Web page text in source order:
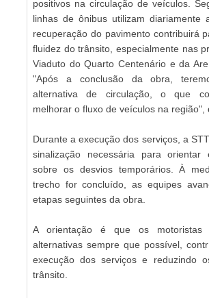
positivos na circulação de veículos.
linhas de ônibus utilizam diariamente
recuperação do pavimento contribuirá
fluidez do trânsito, especialmente nas
Viaduto do Quarto Centenário e da
"Após a conclusão da obra,
alternativa de circulação, o que
melhorar o fluxo de veículos na região",
Durante a execução dos serviços, a
sinalização necessária para orientar
sobre os desvios temporários. À
trecho for concluído, as equipes
etapas seguintes da obra.
A orientação é que os motoristas
alternativas sempre que possível,
execução dos serviços e reduzindo
trânsito.